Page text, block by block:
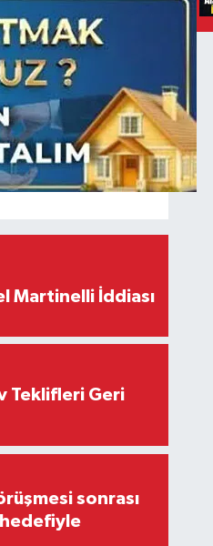
Martinelli İddiası
Teklifleri Geri
sonrası
hedefiyle